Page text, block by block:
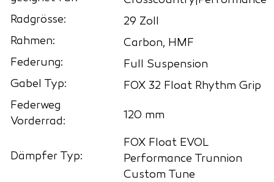
Radgrösse:
29 Zoll
Rahmen:
Carbon, HMF
Federung:
Full Suspension
Gabel Typ:
FOX 32 Float Rhythm Grip
Federweg
Vorderrad:
120 mm
Dämpfer Typ:
FOX Float EVOL
Performance Trunnion
Custom Tune